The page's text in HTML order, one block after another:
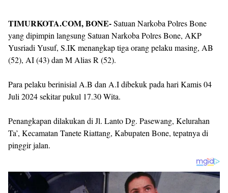
TIMURKOTA.COM, BONE-Satuan Narkoba Polres Bone
yang dipimpin langsung Satuan Narkoba Polres Bone, AKP
Yusriadi Yusuf, S.IK menangkap tiga orang pelaku masing, AB
(52), AI (43) dan M Alias R (52).
Para pelaku berinisial A.B dan A.I dibekuk pada hari Kamis 04
Juli 2024 sekitar pukul 17.30 Wita.
Penangkapan dilakukan di Jl. Lanto Dg. Pasewang, Kelurahan
Ta’, Kecamatan Tanete Riattang, Kabupaten Bone, tepatnya di
pinggir jalan.